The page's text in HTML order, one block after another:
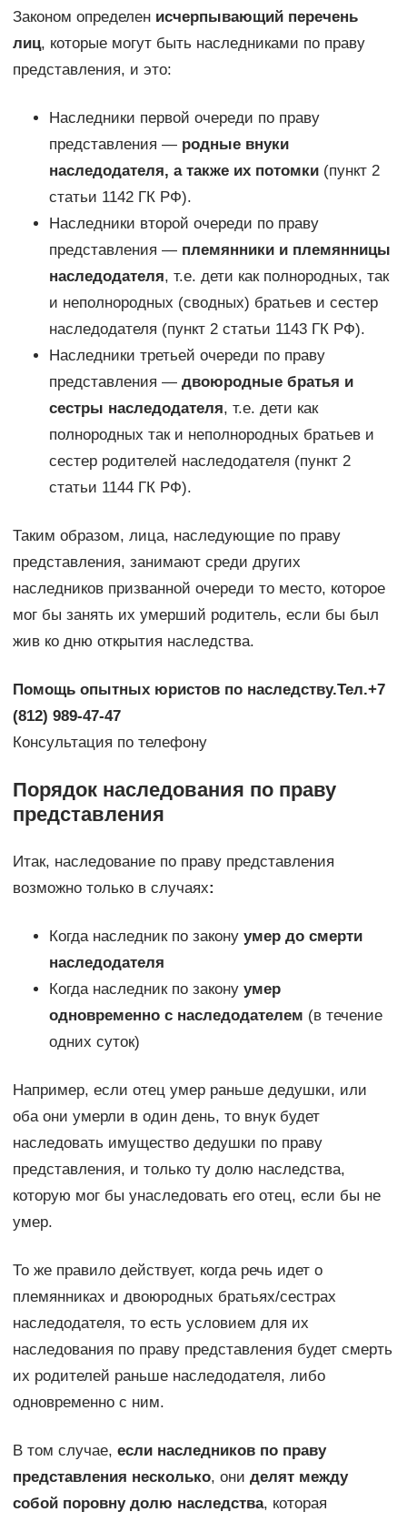
Законом определен исчерпывающий перечень
лиц, которые могут быть наследниками по праву
представления, и это:
Наследники первой очереди по праву
представления — родные внуки
наследодателя, а также их потомки(пункт 2
статьи 1142 ГК РФ).
Наследники второй очереди по праву
представления — племянники и племянницы
наследодателя, т.е. дети как полнородных, так
и неполнородных (сводных) братьев и сестер
наследодателя (пункт 2 статьи 1143 ГК РФ).
Наследники третьей очереди по праву
представления — двоюродные братья и
сестры наследодателя, т.е. дети как
полнородных так и неполнородных братьев и
сестер родителей наследодателя (пункт 2
статьи 1144 ГК РФ).
Таким образом, лица, наследующие по праву
представления, занимают среди других
наследников призванной очереди то место, которое
мог бы занять их умерший родитель, если бы был
жив ко дню открытия наследства.
Помощь опытных юристов по наследству.Тел.+7
(812) 989-47-47
Консультация по телефону
Порядок наследования по праву
представления
Итак, наследование по праву представления
возможно только в случаях:
Когда наследник по закону умер до смерти
наследодателя
Когда наследник по закону умер
одновременно с наследодателем (в течение
одних суток)
Например, если отец умер раньше дедушки, или
оба они умерли в один день, то внук будет
наследовать имущество дедушки по праву
представления, и только ту долю наследства,
которую мог бы унаследовать его отец, если бы не
умер.
То же правило действует, когда речь идет о
племянниках и двоюродных братьях/сестрах
наследодателя, то есть условием для их
наследования по праву представления будет смерть
их родителей раньше наследодателя, либо
одновременно с ним.
В том случае, если наследников по праву
представления несколько, они делят между
собой поровну долю наследства, которая